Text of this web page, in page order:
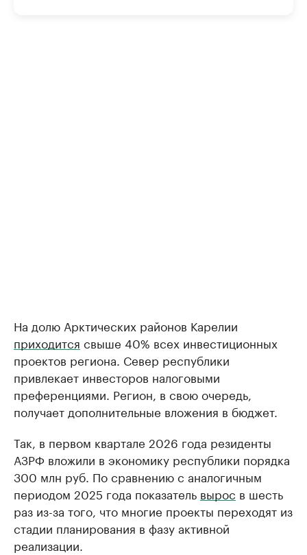
На долю Арктических районов Карелии
приходится свыше 40% всех инвестиционных
проектов региона. Север республики
привлекает инвесторов налоговыми
преференциями. Регион, в свою очередь,
получает дополнительные вложения в бюджет.
Так, в первом квартале 2026 года резиденты
АЗРФ вложили в экономику республики порядка
300 млн руб. По сравнению с аналогичным
периодом 2025 года показатель вырос в шесть
раз из-за того, что многие проекты переходят из
стадии планирования в фазу активной
реализации.